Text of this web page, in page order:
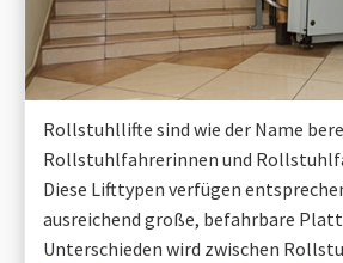
Rollstuhllifte sind wie der Name
Rollstuhlfahrerinnen und
Diese Lifttypen verfügen
ausreichend große, befahrbare
Unterschieden wird zwischen